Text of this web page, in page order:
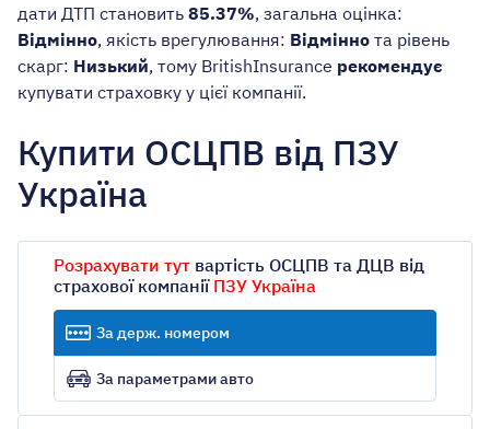
дати ДТП становить 85.37%, загальна оцінка:
Відмінно, якість врегулювання: Відмінно та рівень
скарг: Низький, тому BritishInsurance рекомендує
купувати страховку у цієї компанії.
Купити ОСЦПВ від ПЗУ
Україна
Розрахувати тут вартість ОСЦПВ та ДЦВ від
страхової компанії ПЗУ Україна
За держ. номером
За параметрами авто